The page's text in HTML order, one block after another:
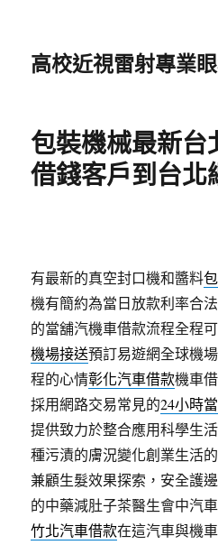
高校近視雷射專業
包裝機械最新台
借錢客戶到台北
有最新的真空封口機和醬料
機有簡約為當日放款利率合
的當舖汽機車借款流程全程
機場接送預訂易遊網全球機
程的心情彰化汽車借款機車
採用網路交易常見的24小時
提供致力於整合應用科學生活
種污漬的膚況變化創業生活
兼顧生髮效果探索，安全護
的中藥減肚子茶醫生會中汽
竹北汽車借款在這汽車與機